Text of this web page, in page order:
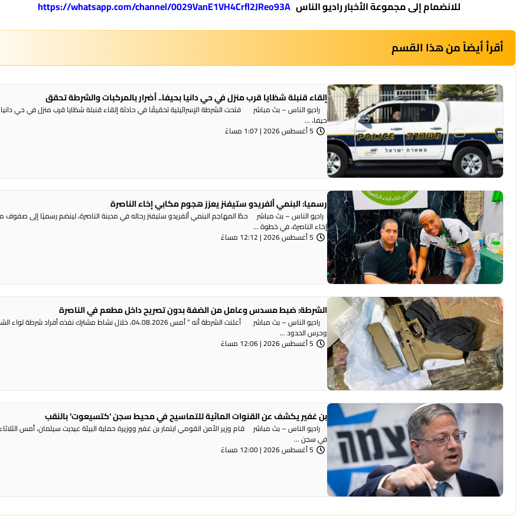
للانضمام إلى مجموعة الأخبار راديو الناس
أقرأ أيضاً من هذا القسم
إلقاء قنبلة شظايا قرب منزل في حي دانيا بحيفا.. أضرار بالمركبات والشرطة تحقق
راديو الناس – بث مباشر فتحت الشرطة الإسرائيلية تحقيقًا في حادثة إلقاء قنبلة شظايا قرب منزل في حي دانيا
حيفا، ...
5 أغسطس 2026 | 1:07 مساءً
رسميا: البنمي ألفريدو ستيفنز يعزز هجوم مكابي إخاء الناصرة
راديو الناس – بث مباشر حطّ المهاجم البنمي ألفريدو ستيفنز رحاله في مدينة الناصرة، لينضم رسميًا إلى صفوف
إخاء الناصرة، في خطوة ...
5 أغسطس 2026 | 12:12 مساءً
الشرطة: ضبط مسدس وعامل من الضفة بدون تصريح داخل مطعم في الناصرة
راديو الناس – بث مباشر أعلنت الشرطة أنه ” أمس 04.08.2026، خلال نشاط مشترك نفذه أفراد شرطة
وحرس الحدود ...
5 أغسطس 2026 | 12:06 مساءً
بن غفير يكشف عن القنوات المائية للتماسيح في محيط سجن ‘كتسيعوت‘ بالنقب
راديو الناس – بث مباشر قام وزير الأمن القومي ايتمار بن غفير ووزيرة حماية البيئة عيديت سيلمان، أمس
في سجن ...
5 أغسطس 2026 | 12:00 مساءً